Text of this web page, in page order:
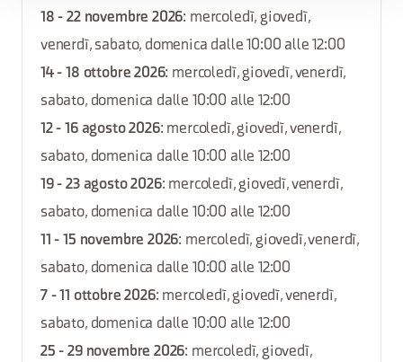
18 - 22 novembre 2026: mercoledì, giovedì,
venerdì, sabato, domenica dalle 10:00 alle 12:00
14 - 18 ottobre 2026: mercoledì, giovedì, venerdì,
sabato, domenica dalle 10:00 alle 12:00
12 - 16 agosto 2026: mercoledì, giovedì, venerdì,
sabato, domenica dalle 10:00 alle 12:00
19 - 23 agosto 2026: mercoledì, giovedì, venerdì,
sabato, domenica dalle 10:00 alle 12:00
11 - 15 novembre 2026: mercoledì, giovedì, venerdì,
sabato, domenica dalle 10:00 alle 12:00
7 - 11 ottobre 2026: mercoledì, giovedì, venerdì,
sabato, domenica dalle 10:00 alle 12:00
25 - 29 novembre 2026: mercoledì, giovedì,